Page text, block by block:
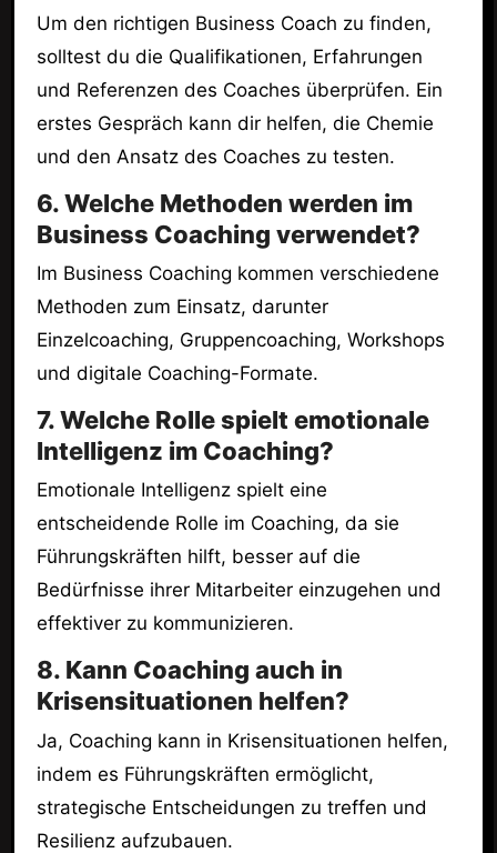
Um den richtigen Business Coach zu finden,
solltest du die Qualifikationen, Erfahrungen
und Referenzen des Coaches überprüfen. Ein
erstes Gespräch kann dir helfen, die Chemie
und den Ansatz des Coaches zu testen.
6. Welche Methoden werden im
Business Coaching verwendet?
Im Business Coaching kommen verschiedene
Methoden zum Einsatz, darunter
Einzelcoaching, Gruppencoaching, Workshops
und digitale Coaching-Formate.
7. Welche Rolle spielt emotionale
Intelligenz im Coaching?
Emotionale Intelligenz spielt eine
entscheidende Rolle im Coaching, da sie
Führungskräften hilft, besser auf die
Bedürfnisse ihrer Mitarbeiter einzugehen und
effektiver zu kommunizieren.
8. Kann Coaching auch in
Krisensituationen helfen?
Ja, Coaching kann in Krisensituationen helfen,
indem es Führungskräften ermöglicht,
strategische Entscheidungen zu treffen und
Resilienz aufzubauen.